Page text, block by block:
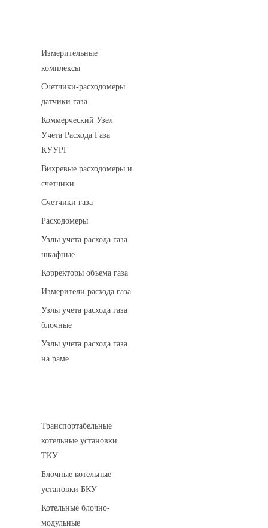
Измерительные
комплексы
Счетчики-расходомеры
датчики газа
Коммерческий Узел
Учета Расхода Газа
КУУРГ
Вихревые расходомеры и
счетчики
Счетчики газа
Расходомеры
Узлы учета расхода газа
шкафные
Корректоры объема газа
Измерители расхода газа
Узлы учета расхода газа
блочные
Узлы учета расхода газа
на раме
Транспортабельные
котельные установки
ТКУ
Блочные котельные
установки БКУ
Котельные блочно-
модульные